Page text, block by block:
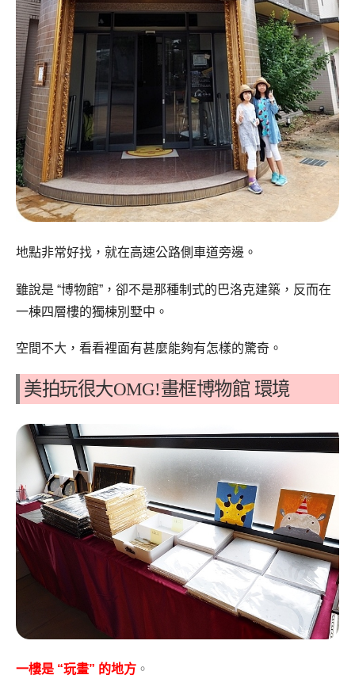
地點非常好找，就在高速公路側車道旁邊。
雖說是 “博物館”，卻不是那種制式的巴洛克建築，反而在
一棟四層樓的獨棟別墅中。
空間不大，看看裡面有甚麼能夠有怎樣的驚奇。
美拍玩很大OMG!畫框博物館 環境
一樓是 “玩畫” 的地方 。